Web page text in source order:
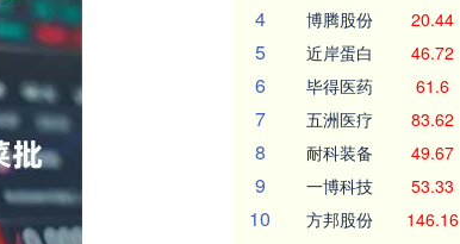
4 博腾股份 20.44
5 近岸蛋白 46.72
6 毕得医药 61.6
7 五洲医疗 83.62
8 耐科装备 49.67
9 一博科技 53.33
10 方邦股份 146.16